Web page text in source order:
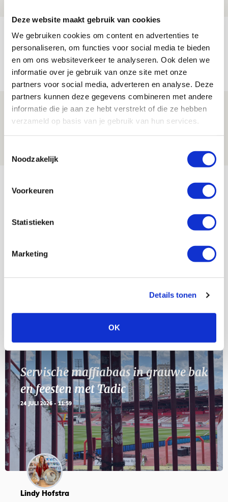
Deze website maakt gebruik van cookies
We gebruiken cookies om content en advertenties te
personaliseren, om functies voor social media te bieden
en om ons websiteverkeer te analyseren. Ook delen we
informatie over je gebruik van onze site met onze
partners voor social media, adverteren en analyse. Deze
partners kunnen deze gegevens combineren met andere
informatie die je aan ze hebt verstrekt of die ze hebben
verzameld op basis van je gebruik van hun services.
Noodzakelijk
Voorkeuren
Statistieken
Marketing
Details tonen
OK
Reis jij als mascotte mee naar uitduel
met Telstar?
06 AUGUSTUS 2026 - 13:04
PRIJSVRAAG
Drie dingen die je moet weten over
Ajax - Shelbourne
06 AUGUSTUS 2026 - 09:33
AGENDA
Selectiedag ballenjongens/-meiden
Servische maffiabaas in grauwe bak
en feesten met Tadic
24 JULI 2026 - 11:59
Lindy Hofstra